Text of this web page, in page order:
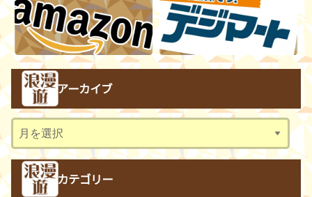
アーカイブ
ー
イ
カテゴリー